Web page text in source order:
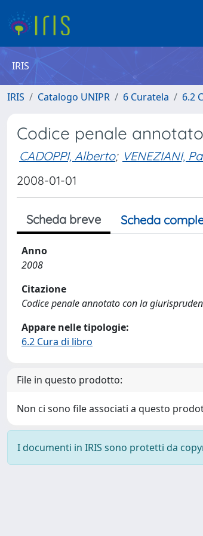
IRIS
IRIS Catalogo UNIPR 6 Curatela 6.2
Codice penale
CADOPPI, Alberto; VENEZIANI,
2008-01-01
Scheda breve Scheda
Anno
2008
Citazione
Codice penale annotato con la
Appare nelle tipologie:
6.2 Cura di libro
File in questo prodotto:
Non ci sono file associati a questo
I documenti in IRIS sono protetti da